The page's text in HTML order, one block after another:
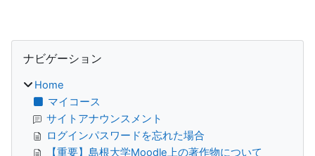
ブロック
ナビゲーション
Home
マイコース
サイトアナウンスメント
ログインパスワードを忘れた場合
【重要】島根大学Moodle上の著作物について